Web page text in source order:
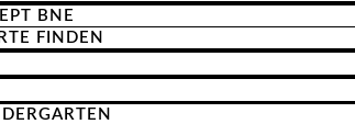
BNE
FINDEN